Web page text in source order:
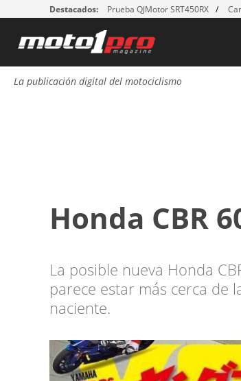
Destacados: Prueba QJMotor SRT450RX
La publicación digital del motociclismo
Honda CBR
La posible nueva Honda
parece estar más cerca de
naciente.